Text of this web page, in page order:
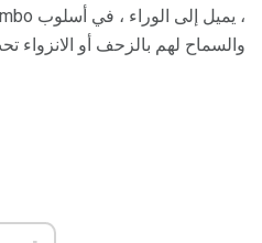
والسماح لهم بالزحف أو الانزواء